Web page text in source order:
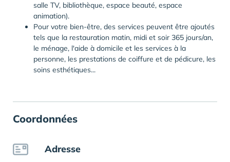
salle TV, bibliothèque, espace beauté, espace
animation).
Pour votre bien-être, des services peuvent être ajoutés
tels que la restauration matin, midi et soir 365 jours/an,
le ménage, l'aide à domicile et les services à la
personne, les prestations de coiffure et de pédicure, les
soins esthétiques...
Coordonnées
Adresse